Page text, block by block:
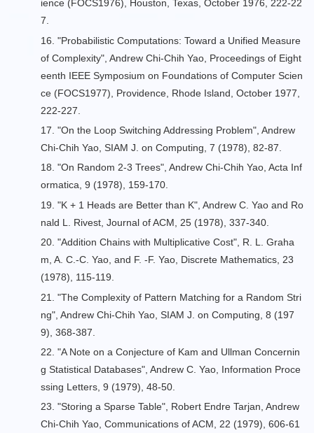
ience (FOCS1976), Houston, Texas, October 1976, 222-22
7.
16. "Probabilistic Computations: Toward a Unified Measure
of Complexity", Andrew Chi-Chih Yao, Proceedings of Eight
eenth IEEE Symposium on Foundations of Computer Scien
ce (FOCS1977), Providence, Rhode Island, October 1977,
222-227.
17. "On the Loop Switching Addressing Problem", Andrew
Chi-Chih Yao, SIAM J. on Computing, 7 (1978), 82-87.
18. "On Random 2-3 Trees", Andrew Chi-Chih Yao, Acta Inf
ormatica, 9 (1978), 159-170.
19. "K + 1 Heads are Better than K", Andrew C. Yao and Ro
nald L. Rivest, Journal of ACM, 25 (1978), 337-340.
20. "Addition Chains with Multiplicative Cost", R. L. Graha
m, A. C.-C. Yao, and F. -F. Yao, Discrete Mathematics, 23
(1978), 115-119.
21. "The Complexity of Pattern Matching for a Random Stri
ng", Andrew Chi-Chih Yao, SIAM J. on Computing, 8 (197
9), 368-387.
22. "A Note on a Conjecture of Kam and Ullman Concernin
g Statistical Databases", Andrew C. Yao, Information Proce
ssing Letters, 9 (1979), 48-50.
23. "Storing a Sparse Table", Robert Endre Tarjan, Andrew
Chi-Chih Yao, Communications of ACM, 22 (1979), 606-61